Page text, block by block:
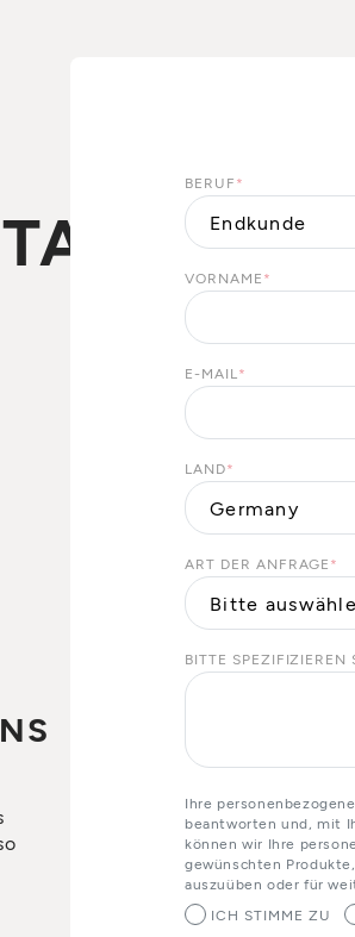
BERUF *
VORNAME *
E-MAIL *
LAND*
ART DER ANFRAGE *
BITTE SPEZIFIZIEREN
Ihre
beantworten und, mit
können wir Ihre
gewünschten
auszuüben oder für
ICH STIMME ZU